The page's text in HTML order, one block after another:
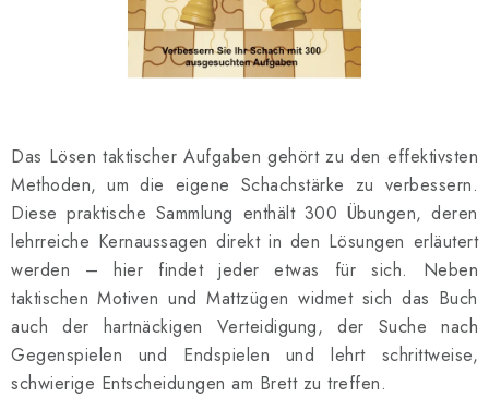
SCHACH GESCHENKE
GESCHÄFTSBEDINGUNGEN
Kontakt FAQ Über uns
Schachblog
Geschäftsbedingungen
Das Lösen taktischer Aufgaben gehört zu den effektivsten
Methoden, um die eigene Schachstärke zu verbessern.
Diese praktische Sammlung enthält 300 Übungen, deren
lehrreiche Kernaussagen direkt in den Lösungen erläutert
werden – hier findet jeder etwas für sich. Neben
taktischen Motiven und Mattzügen widmet sich das Buch
auch der hartnäckigen Verteidigung, der Suche nach
Gegenspielen und Endspielen und lehrt schrittweise,
schwierige Entscheidungen am Brett zu treffen.